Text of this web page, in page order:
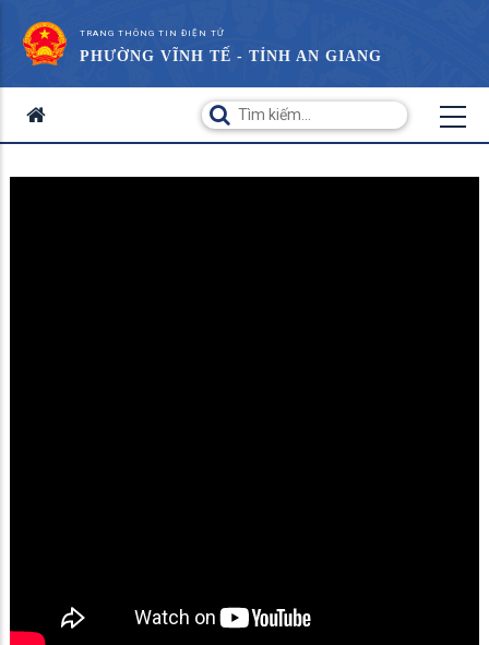
TRANG THÔNG TIN ĐIỆN TỬ
PHƯỜNG VĨNH TẾ - TỈNH AN GIANG